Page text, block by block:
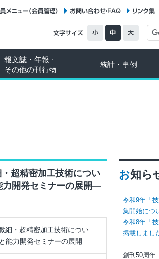
報文誌・年報・
その他の刊行物
統計・事例
超精密加工技術につい
力開発セミナーの展開―
細・超精密加工技術につい
能力開発セミナーの展開―
お知ら
令和9年「
集開始につ
令和8年「
掲載しまし
創刊50周年